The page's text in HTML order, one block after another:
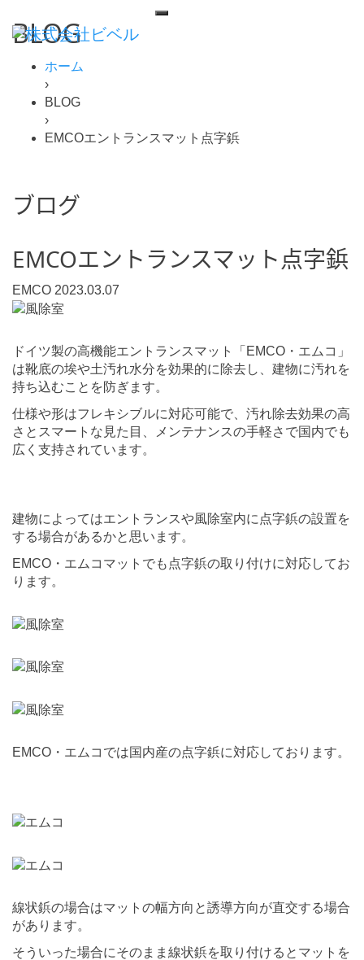
BLOG
ホーム
›
BLOG
›
EMCOエントランスマット点字鋲
ブログ
EMCOエントランスマット点字鋲
EMCO 2023.03.07
ドイツ製の高機能エントランスマット「EMCO・エムコ」
は靴底の埃や土汚れ水分を効果的に除去し、建物に汚れを
持ち込むことを防ぎます。
仕様や形はフレキシブルに対応可能で、汚れ除去効果の高
さとスマートな見た目、メンテナンスの手軽さで国内でも
広く支持されています。
建物によってはエントランスや風除室内に点字鋲の設置を
する場合があるかと思います。
EMCO・エムコマットでも点字鋲の取り付けに対応してお
ります。
EMCO・エムコでは国内産の点字鋲に対応しております。
線状鋲の場合はマットの幅方向と誘導方向が直交する場合
があります。
そういった場合にそのまま線状鋲を取り付けるとマットを